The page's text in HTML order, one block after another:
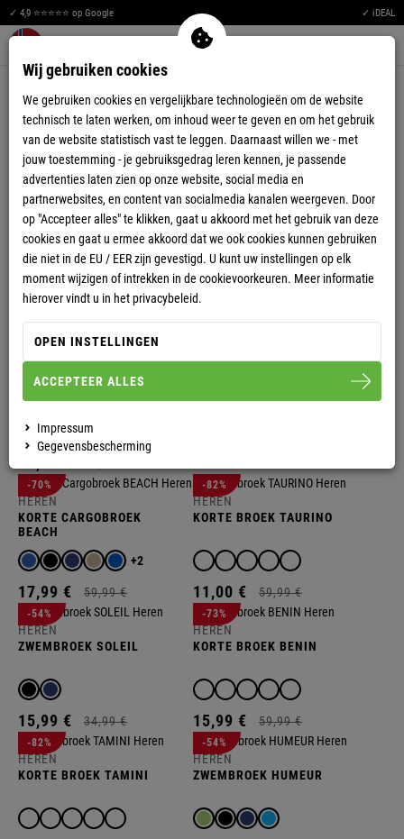
✓ 4,9 ⭐⭐⭐⭐⭐ op Google ✓ iDEAL
Warenkorb aufklappen
SHORTS
H
O
T
R
S
S
H
H
O
O
T
R
S
S
H
O
S
ZWEMBROEK LEON
-69%
HEREN
KORTE CARGOBROEK
BEACH
+2
17,99 € 59,99 €
-70%
HEREN
KORTE BROEK TAURINO
11,00 € 59,99 €
-82%
HEREN
ZWEMBROEK SOLEIL
15,99 € 34,99 €
-54%
HEREN
KORTE BROEK BENIN
15,99 € 59,99 €
-73%
HEREN
KORTE BROEK TAMINI
-82%
HEREN
ZWEMBROEK HUMEUR
-54%
Wij gebruiken cookies
We gebruiken cookies en vergelijkbare technologieën om de website
technisch te laten werken, om inhoud weer te geven en om het gebruik
van de website statistisch vast te leggen. Daarnaast willen we - met
jouw toestemming - je gebruiksgedrag leren kennen, je passende
advertenties laten zien op onze website, social media en
partnerwebsites, en content van socialmedia kanalen weergeven. Door
op "Accepteer alles" te klikken, gaat u akkoord met het gebruik van deze
cookies en gaat u ermee akkoord dat we ook cookies kunnen gebruiken
die niet in de EU / EER zijn gevestigd. U kunt uw instellingen op elk
moment wijzigen of intrekken in de cookievoorkeuren. Meer informatie
hierover vindt u in het privacybeleid.
OPEN INSTELLINGEN
ACCEPTEER ALLES
Impressum
Gegevensbescherming